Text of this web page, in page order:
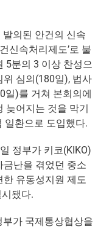
의된 안건의 신속
신속처리제도’로 불
5분의 3 이상 찬성으
위 심의(180일), 법사
일)를 거쳐 본회의에
늦어지는 것을 막기
일환으로 도입했다.
정부가 키코(KIKO)
난을 겪었던 중소
유동성지원 제도
됐다.
가 국제통상협상을